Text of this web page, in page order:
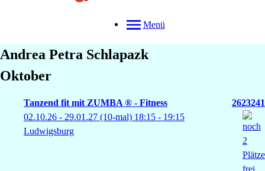
Menü
Andrea Petra Schlapazk
Oktober
Tanzend fit mit ZUMBA ® - Fitness
2623241
02.10.26 - 29.01.27 (10-mal) 18:15 - 19:15
Ludwigsburg